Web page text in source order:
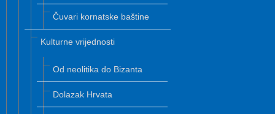
Čuvari kornatske baštine
Kulturne vrijednosti
Od neolitika do Bizanta
Dolazak Hrvata